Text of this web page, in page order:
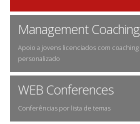
Management Coaching
Apoio a jovens licenciados com coaching
personalizado
WEB Conferences
Conferências por lista de temas